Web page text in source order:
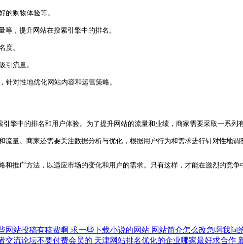
购物体验等。
，提升网站在搜索引擎中的排名。
度。
流量。
对性地优化网站内容和运营策略。
中的排名和用户体验。为了提升网站的流量和业绩，商家需要采取一系列
量。商家还需要关注数据分析与优化，根据用户行为和需求进行针对性地调
推广方法，以适应市场的变化和用户的需求。只有这样，才能在激烈的竞争
网站投稿有稿费啊 求一些下载小说的网站 网站简介怎么改急啊我问
交流论坛不要付费会员的 天津网站排名优化的企业哪家最好求合作